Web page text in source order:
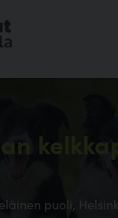
puoli,